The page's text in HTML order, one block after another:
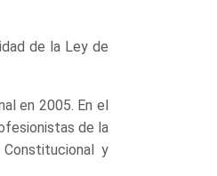
de la Ley de
en 2005. En el
de la
y